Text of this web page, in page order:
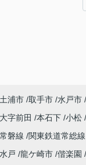
土浦市 取手市 水戸市
大字前田 本石下 小松
常磐線 関東鉄道常総線
水戸 龍ケ崎市 偕楽園